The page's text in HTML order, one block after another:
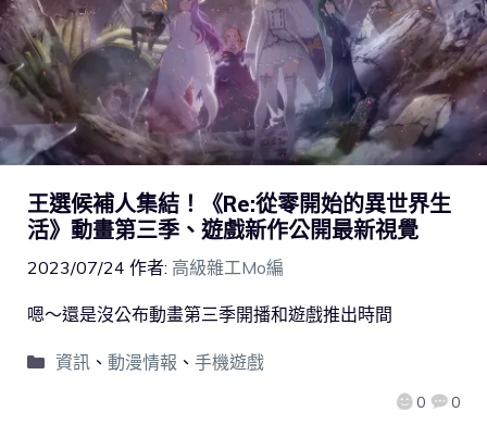
王選候補人集結！《Re:從零開始的異世界生
活》動畫第三季、遊戲新作公開最新視覺
2023/07/24 作者: 高級雜工Mo編
0 0
嗯～還是沒公布動畫第三季開播和遊戲推出時間
資訊、 動漫情報 、 手機遊戲